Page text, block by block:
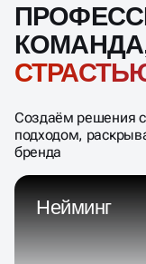
Создаём решения
подходом,
бренда
Нейминг